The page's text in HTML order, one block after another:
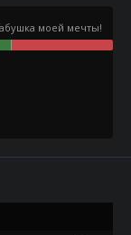
моей мечты!